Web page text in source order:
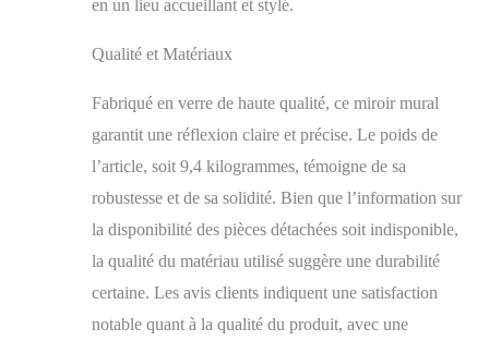
pour rehausser leur
miroir mural design est
de densité moyenne de
4 mm peint à 3
couches durable et
pouvez accrocher ce
miroir salon mural
design dans votre salle
de bain sans vous
soucier de la rouille
en un lieu accueillant et stylé.
Qualité et Matériaux
Fabriqué en verre de haute qualité, ce miroir mural
garantit une réflexion claire et précise. Le poids de
l’article, soit 9,4 kilogrammes, témoigne de sa
robustesse et de sa solidité. Bien que l’information sur
la disponibilité des pièces détachées soit indisponible,
la qualité du matériau utilisé suggère une durabilité
certaine. Les avis clients indiquent une satisfaction
notable quant à la qualité du produit, avec une